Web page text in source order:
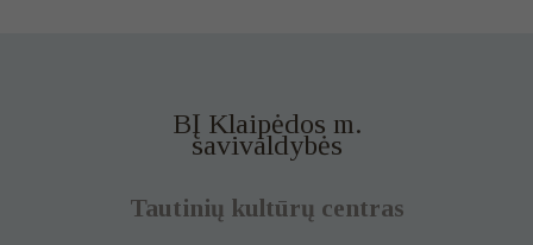
BĮ Klaipėdos m.
savivaldybės
Tautinių kultūrų centras